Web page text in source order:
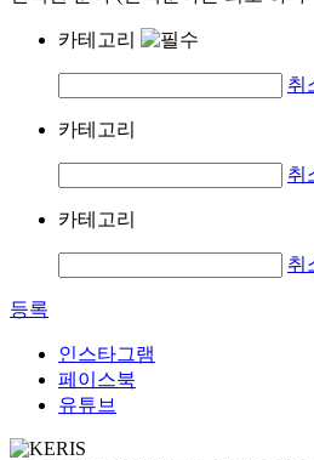
카테고리
취
카테고리
취
카테고리
취
등록
인스타그램
페이스북
유튜브